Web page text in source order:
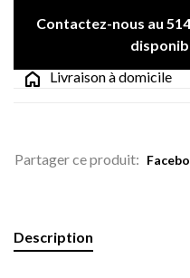
Contactez-nous au
Livraison à domicile
Partager ce produit:
Description